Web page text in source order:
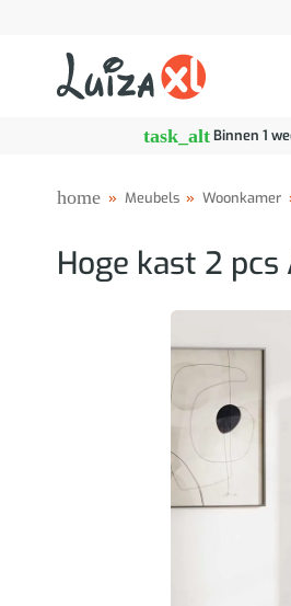
task_altBinnen 1
home » Meubels » Woonkamer
Hoge kast 2